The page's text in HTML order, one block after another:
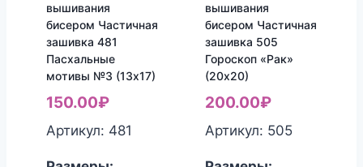
вышивания
бисером Частичная
зашивка 481
Пасхальные
мотивы №3 (13х17)
150.00₽
Артикул: 481
вышивания
бисером Частичная
зашивка 505
Гороскоп «Рак»
(20х20)
200.00₽
Артикул: 505